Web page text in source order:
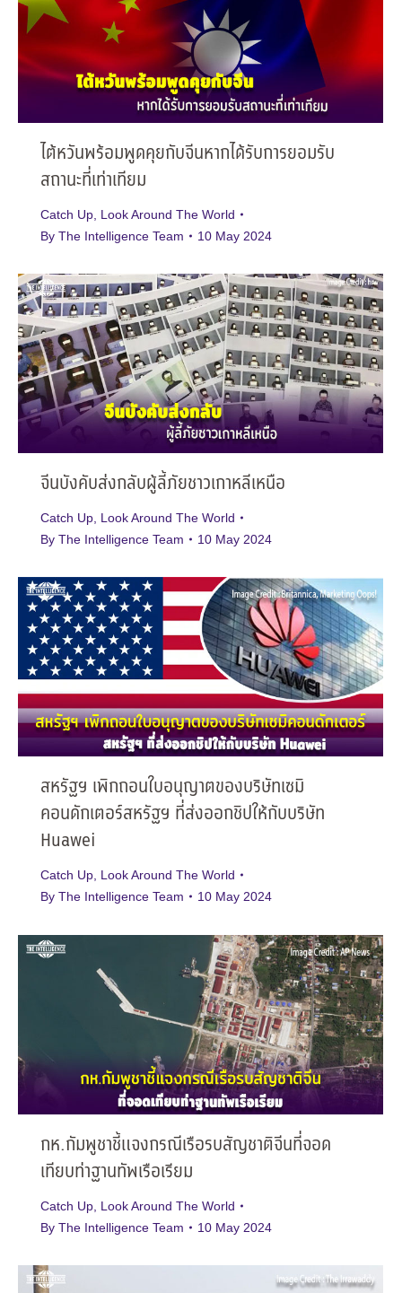
ไต้หวันพร้อมพูดคุยกับจีนหากได้รับการยอมรับ
สถานะที่เท่าเทียม
Catch Up, Look Around The World
By The Intelligence Team 10 May 2024
จีนบังคับส่งกลับผู้ลี้ภัยชาวเกาหลีเหนือ
Catch Up, Look Around The World
By The Intelligence Team 10 May 2024
สหรัฐฯ เพิกถอนใบอนุญาตของบริษัทเซมิ
คอนดักเตอร์สหรัฐฯ ที่ส่งออกชิปให้กับบริษัท
Huawei
Catch Up, Look Around The World
By The Intelligence Team 10 May 2024
กห.กัมพูชาชี้แจงกรณีเรือรบสัญชาติจีนที่จอด
เทียบท่าฐานทัพเรือเรียม
Catch Up, Look Around The World
By The Intelligence Team 10 May 2024